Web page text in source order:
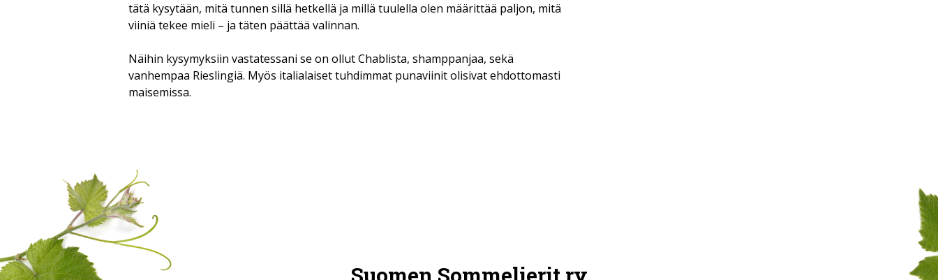
tätä kysytään, mitä tunnen sillä hetkellä ja millä tuulella olen määrittää paljon, mitä
viiniä tekee mieli – ja täten päättää valinnan.
Näihin kysymyksiin vastatessani se on ollut Chablista, shamppanjaa, sekä
vanhempaa Rieslingiä. Myös italialaiset tuhdimmat punaviinit olisivat ehdottomasti
maisemissa.